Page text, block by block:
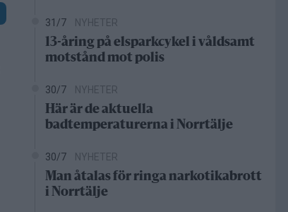
31/7 NYHETER
13-åring på elsparkcykel i våldsamt
motstånd mot polis
30/7 NYHETER
Här är de aktuella
badtemperaturerna i Norrtälje
30/7 NYHETER
Man åtalas för ringa narkotikabrott
i Norrtälje